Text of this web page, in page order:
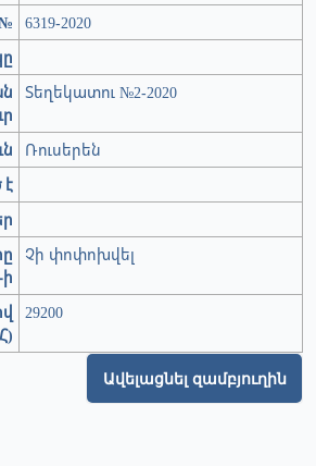
6319-2020
Տեղեկատու №2-2020
Ռուսերեն
Չի փոփոխվել
29200
Ավելացնել զամբյուղին